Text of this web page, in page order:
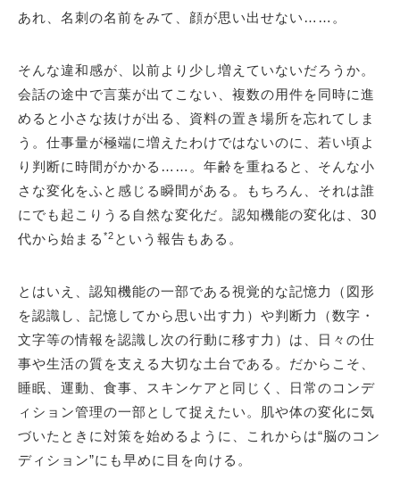
あれ、名刺の名前をみて、顔が思い出せない……。
そんな違和感が、以前より少し増えていないだろうか。
会話の途中で言葉が出てこない、複数の用件を同時に進
めると小さな抜けが出る、資料の置き場所を忘れてしま
う。仕事量が極端に増えたわけではないのに、若い頃よ
り判断に時間がかかる……。年齢を重ねると、そんな小
さな変化をふと感じる瞬間がある。もちろん、それは誰
にでも起こりうる自然な変化だ。認知機能の変化は、30
代から始まる *2 という報告もある。
とはいえ、認知機能の一部である視覚的な記憶力（図形
を認識し、記憶してから思い出す力）や判断力（数字・
文字等の情報を認識し次の行動に移す力）は、日々の仕
事や生活の質を支える大切な土台である。だからこそ、
睡眠、運動、食事、スキンケアと同じく、日常のコンデ
ィション管理の一部として捉えたい。肌や体の変化に気
づいたときに対策を始めるように、これからは“脳のコン
ディション”にも早めに目を向ける。